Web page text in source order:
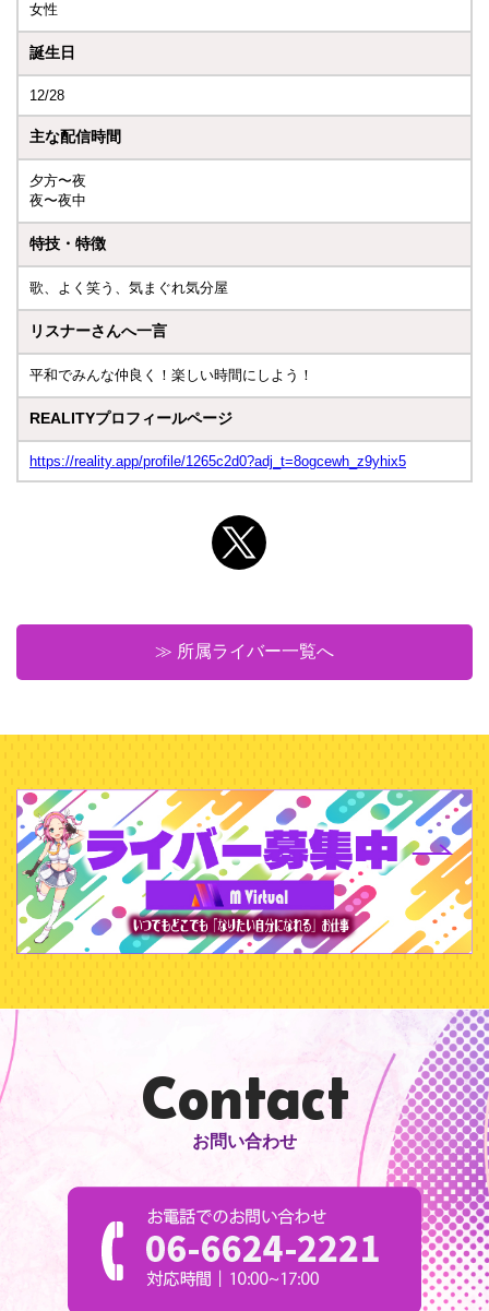
女性
誕生日
12/28
主な配信時間
夕方〜夜
夜〜夜中
特技・特徴
歌、よく笑う、気まぐれ気分屋
リスナーさんへ一言
平和でみんな仲良く！楽しい時間にしよう！
REALITYプロフィールページ
https://reality.app/profile/1265c2d0?adj_t=8ogcewh_z9yhix5
≫ 所属ライバー一覧へ
Contact
お問い合わせ